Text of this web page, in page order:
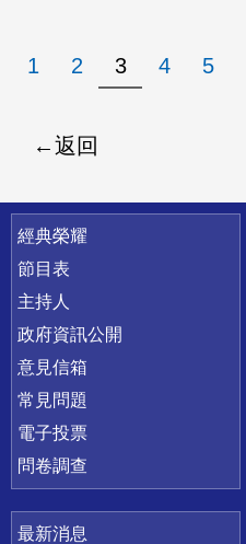
1 2 3 4 5
返回
快速連結
經典榮耀
節目表
主持人
政府資訊公開
意見信箱
常見問題
電子投票
問卷調查
最新消息